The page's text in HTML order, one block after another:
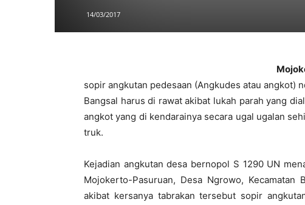
14/03/2017
sopir angkutan pedesaan (Angkudes atau angkot)
Bangsal harus di rawat akibat lukah parah yang
angkot yang di kendarainya secara ugal ugalan
truk.
Kejadian angkutan desa bernopol S 1290 UN
Mojokerto-Pasuruan, Desa Ngrowo,
akibat kersanya tabrakan tersebut sopir